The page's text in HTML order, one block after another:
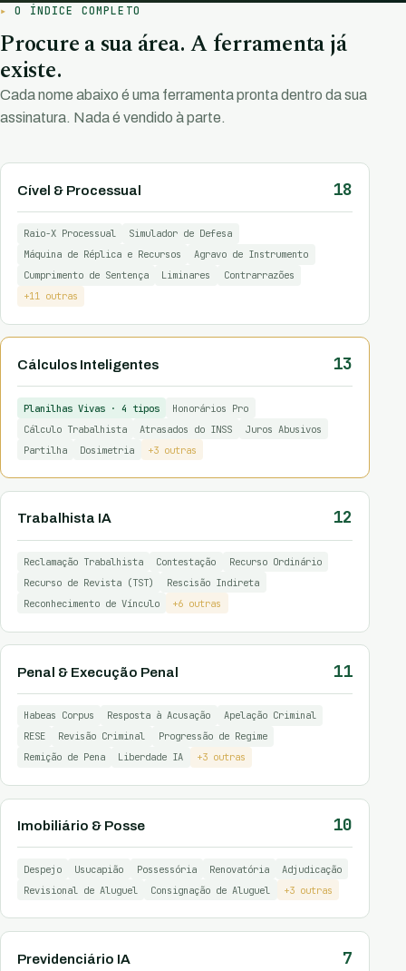
O ÍNDICE COMPLETO
Procure a sua área. A ferramenta já
existe.
Cada nome abaixo é uma ferramenta pronta dentro da sua
assinatura. Nada é vendido à parte.
Cível & Processual 18
Raio-X Processual
Simulador de Defesa
Máquina de Réplica e Recursos
Agravo de Instrumento
Cumprimento de Sentença
Liminares
Contrarrazões
+11 outras
Cálculos Inteligentes 13
Planilhas Vivas · 4 tipos
Honorários Pro
Cálculo Trabalhista
Atrasados do INSS
Juros Abusivos
Partilha
Dosimetria +3 outras
Trabalhista IA 12
Reclamação Trabalhista Contestação
Recurso Ordinário
Recurso de Revista (TST)
Rescisão Indireta
Reconhecimento de Vínculo
+6 outras
Penal & Execução Penal 11
Habeas Corpus Resposta à Acusação
Apelação Criminal
RESE
Revisão Criminal
Progressão de Regime
Remição de Pena
Liberdade IA +3 outras
Imobiliário & Posse 10
Despejo Usucapião Possessória Renovatória
Adjudicação
Revisional de Aluguel
Consignação de Aluguel +3 outras
Previdenciário IA 7